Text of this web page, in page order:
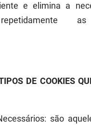
e elimina a
DE COOKIES
ecessários: são